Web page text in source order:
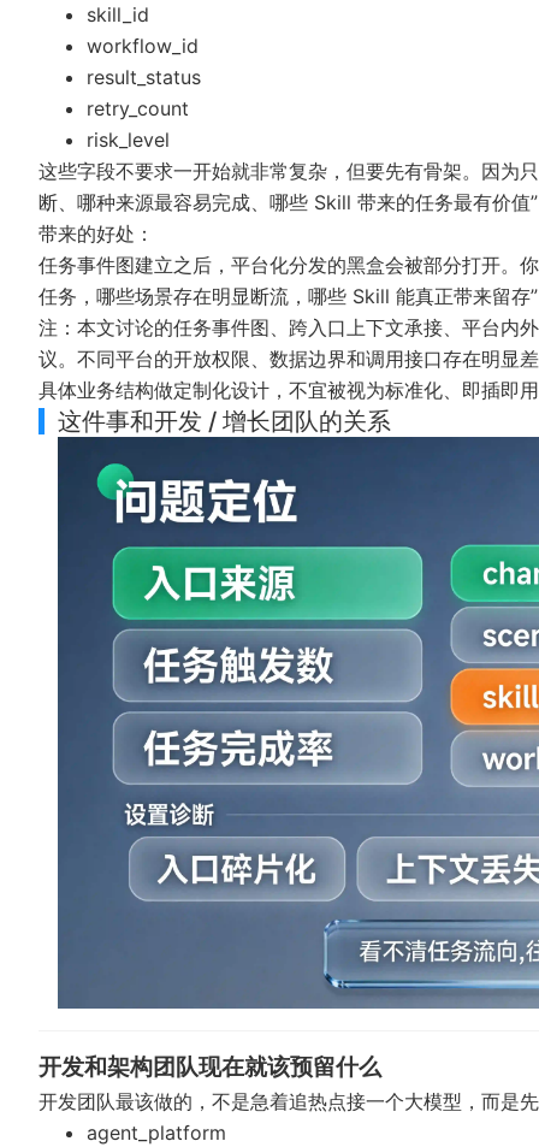
skill_id
workflow_id
result_status
retry_count
risk_level
这些字段不要求一开始就非常复杂，但要先有骨架。因为
断、哪种来源最容易完成、哪些 Skill 带来的任务最有价值
带来的好处：
任务事件图建立之后，平台化分发的黑盒会被部分打开。
任务，哪些场景存在明显断流，哪些 Skill 能真正带来留存
注：本文讨论的任务事件图、跨入口上下文承接、平台
议。不同平台的开放权限、数据边界和调用接口存在明显
具体业务结构做定制化设计，不宜被视为标准化、即插即
这件事和开发 / 增长团队的关系
开发和架构团队现在就该预留什么
开发团队最该做的，不是急着追热点接一个大模型，而是
agent_platform